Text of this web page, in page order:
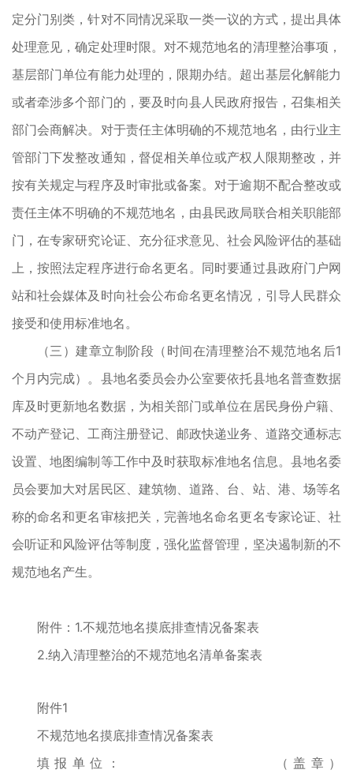
定分门别类，针对不同情况采取一类一议的方式，提出具体
处理意见，确定处理时限。对不规范地名的清理整治事项，
基层部门单位有能力处理的，限期办结。超出基层化解能力
或者牵涉多个部门的，要及时向县人民政府报告，召集相关
部门会商解决。对于责任主体明确的不规范地名，由行业主
管部门下发整改通知，督促相关单位或产权人限期整改，并
按有关规定与程序及时审批或备案。对于逾期不配合整改或
责任主体不明确的不规范地名，由县民政局联合相关职能部
门，在专家研究论证、充分征求意见、社会风险评估的基础
上，按照法定程序进行命名更名。同时要通过县政府门户网
站和社会媒体及时向社会公布命名更名情况，引导人民群众
接受和使用标准地名。
（三）建章立制阶段（时间在清理整治不规范地名后1
个月内完成）。县地名委员会办公室要依托县地名普查数据
库及时更新地名数据，为相关部门或单位在居民身份户籍、
不动产登记、工商注册登记、邮政快递业务、道路交通标志
设置、地图编制等工作中及时获取标准地名信息。县地名委
员会要加大对居民区、建筑物、道路、台、站、港、场等名
称的命名和更名审核把关，完善地名命名更名专家论证、社
会听证和风险评估等制度，强化监督管理，坚决遏制新的不
规范地名产生。
附件：1.不规范地名摸底排查情况备案表
2.纳入清理整治的不规范地名清单备案表
附件1
不规范地名摸底排查情况备案表
填报单位： （盖章）